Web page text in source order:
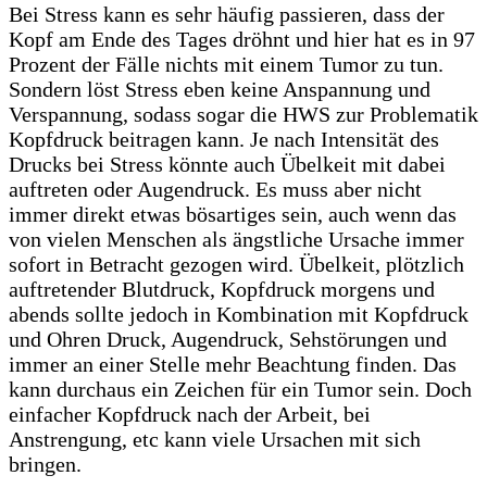
Bei Stress kann es sehr häufig passieren, dass der
Kopf am Ende des Tages dröhnt und hier hat es in 97
Prozent der Fälle nichts mit einem Tumor zu tun.
Sondern löst Stress eben keine Anspannung und
Verspannung, sodass sogar die HWS zur Problematik
Kopfdruck beitragen kann. Je nach Intensität des
Drucks bei Stress könnte auch Übelkeit mit dabei
auftreten oder Augendruck. Es muss aber nicht
immer direkt etwas bösartiges sein, auch wenn das
von vielen Menschen als ängstliche Ursache immer
sofort in Betracht gezogen wird. Übelkeit, plötzlich
auftretender Blutdruck, Kopfdruck morgens und
abends sollte jedoch in Kombination mit Kopfdruck
und Ohren Druck, Augendruck, Sehstörungen und
immer an einer Stelle mehr Beachtung finden. Das
kann durchaus ein Zeichen für ein Tumor sein. Doch
einfacher Kopfdruck nach der Arbeit, bei
Anstrengung, etc kann viele Ursachen mit sich
bringen.